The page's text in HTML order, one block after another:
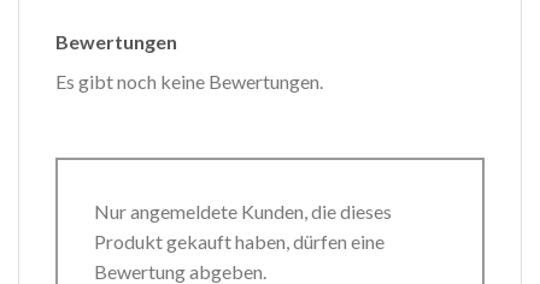
Bewertungen
Es gibt noch keine Bewertungen.
Nur angemeldete Kunden, die dieses
Produkt gekauft haben, dürfen eine
Bewertung abgeben.